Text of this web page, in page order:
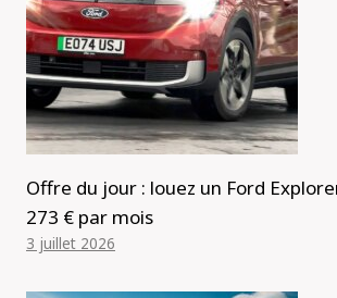
Offre du jour : louez un Ford
273 € par mois
3 juillet 2026